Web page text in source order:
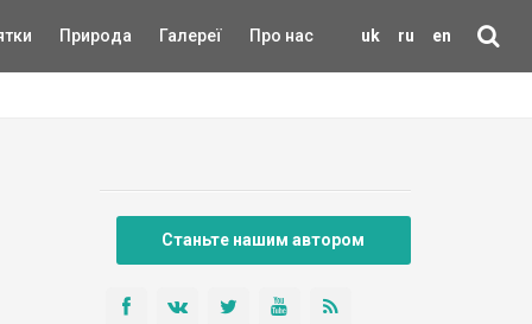
uk ru en
Природа Галереї Про нас
Станьте нашим автором